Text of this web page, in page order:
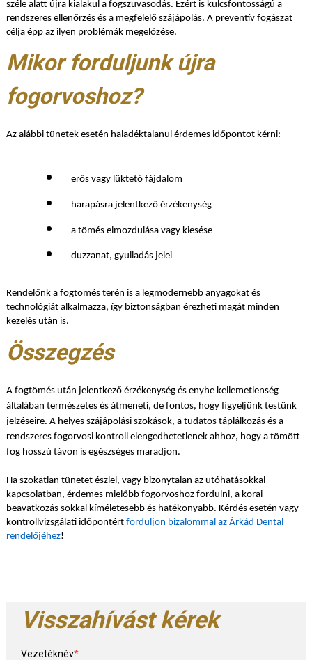
széle alatt újra kialakul a fogszuvasodás. Ezért is kulcsfontosságú a
rendszeres ellenőrzés és a megfelelő szájápolás. A preventív fogászat
célja épp az ilyen problémák megelőzése.
Mikor forduljunk újra
fogorvoshoz?
Az alábbi tünetek esetén haladéktalanul érdemes időpontot kérni:
erős vagy lüktető fájdalom
harapásra jelentkező érzékenység
a tömés elmozdulása vagy kiesése
duzzanat, gyulladás jelei
Rendelőnk a fogtömés terén is a legmodernebb anyagokat és
technológiát alkalmazza, így biztonságban érezheti magát minden
kezelés után is.
Összegzés
A fogtömés után jelentkező érzékenység és enyhe kellemetlenség
általában természetes és átmeneti, de fontos, hogy figyeljünk testünk
jelzéseire. A helyes szájápolási szokások, a tudatos táplálkozás és a
rendszeres fogorvosi kontroll elengedhetetlenek ahhoz, hogy a tömött
fog hosszú távon is egészséges maradjon.
Ha szokatlan tünetet észlel, vagy bizonytalan az utóhatásokkal
kapcsolatban, érdemes mielőbb fogorvoshoz fordulni, a korai
beavatkozás sokkal kíméletesebb és hatékonyabb. Kérdés esetén vagy
kontrollvizsgálati időpontért forduljon bizalommal az Árkád Dental
rendelőjéhez!
Visszahívást kérek
Vezetéknév*